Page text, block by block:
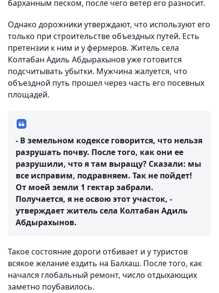
барханным песком, после чего ветер его разносит.
Однако дорожники утверждают, что используют его
только при строительстве объездных путей. Есть
претензии к ним и у фермеров. Житель села
Колтабан Адиль Абдырахынов уже готовится
подсчитывать убытки. Мужчина жалуется, что
объездной путь прошел через часть его посевных
площадей.
- В земельном кодексе говорится, что нельзя
разрушать почву. После того, как они ее
разрушили, что я там выращу? Сказали: мы
все исправим, подравняем. Так не пойдет!
От моей земли 1 гектар забрали.
Получается, я не освою этот участок, -
утверждает житель села Колтабан Адиль
Абдырахынов.
Такое состояние дороги отбивает и у туристов
всякое желание ездить на Балхаш. После того, как
начался глобальный ремонт, число отдыхающих
заметно поубавилось.